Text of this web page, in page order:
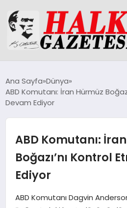
DÜNYA
MAGAZIN
SAĞLIK
Ana Sayfa Dünya
ABD Komutanı: İran Hürmüz
Devam Ediyor
ABD Komutanı:
Boğazı’nı Kontrol
Ediyor
ABD Komutanı Dagvin